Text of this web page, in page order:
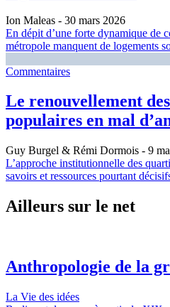
Ion Maleas - 30 mars 2026
En dépit d’une forte dynamique de
métropole manquent de logements
Commentaires
Le renouvellement
populaires en mal
Guy Burgel & Rémi Dormois - 9
L’approche institutionnelle des
savoirs et ressources pourtant
Ailleurs sur le net
Anthropologie de la
La Vie des idées